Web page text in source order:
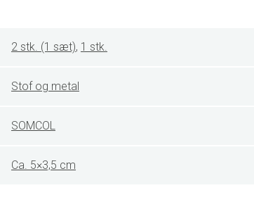
2 stk. (1 sæt), 1 stk.
Stof og metal
SOMCOL
Ca. 5×3,5 cm